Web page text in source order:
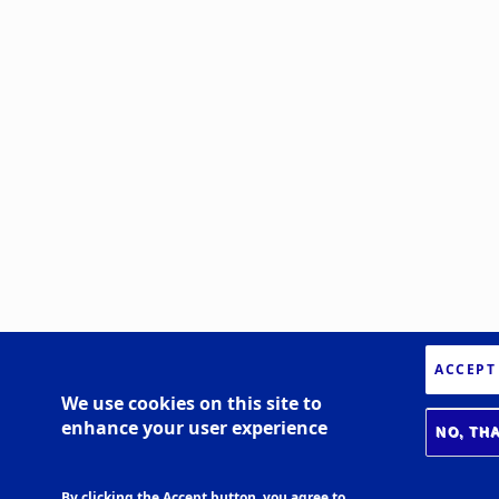
We use cookies on this site to
enhance your user experience
ACCEPT
NO,